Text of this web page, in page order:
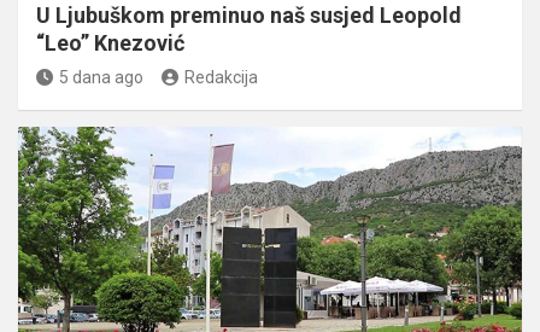
U Ljubuškom preminuo naš susjed Leopold
“Leo” Knezović
5 dana ago Redakcija